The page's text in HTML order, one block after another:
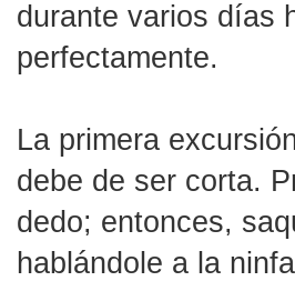
durante varios días
perfectamente.
La primera
debe de ser corta.
dedo; entonces,
hablándole a la